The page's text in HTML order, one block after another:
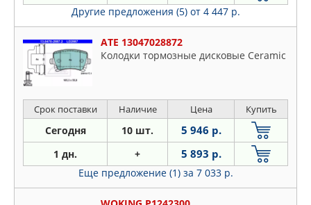
Другие предложения (5) от 4 447 р.
ATE 13047028872
Колодки тормозные дисковые Ceramic
Срок поставки Наличие Цена Купить
Сегодня 10 шт. 5 946 р.
1 дн. + 5 893 р.
Еще предложение (1) за 7 033 р.